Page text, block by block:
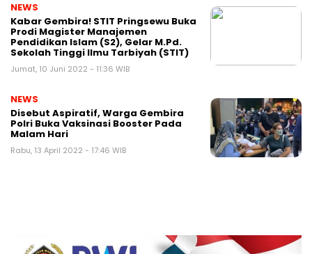
NEWS
Kabar Gembira! STIT Pringsewu Buka
Prodi Magister Manajemen
Pendidikan Islam (S2), Gelar M.Pd.
Sekolah Tinggi Ilmu Tarbiyah (STIT)
Jumat, 10 Juni 2022 - 11:36 WIB
NEWS
Disebut Aspiratif, Warga Gembira
Polri Buka Vaksinasi Booster Pada
Malam Hari
Rabu, 13 April 2022 - 17:46 WIB